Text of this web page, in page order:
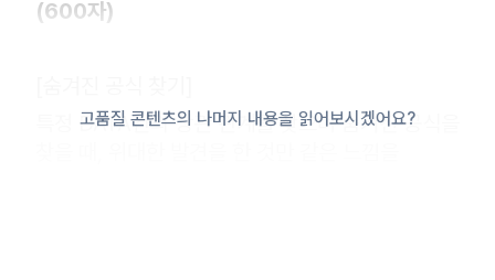
(600자)
특정 DATA간의 상관 관계를 찾으며 숨겨진 공식을
고품질 콘텐츠의 나머지 내용을 읽어보시겠어요?